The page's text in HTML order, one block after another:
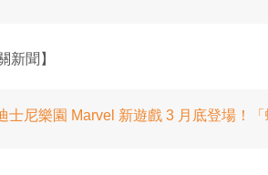
新聞】
士尼樂園 Marvel 新遊戲 3 月底登場！